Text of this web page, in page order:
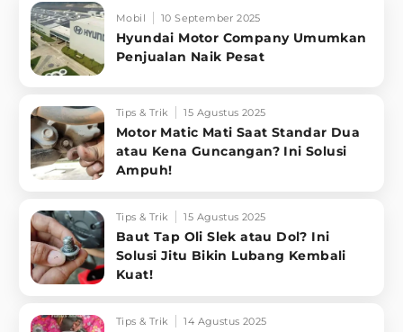
Mobil 10 September 2025
Hyundai Motor Company Umumkan
Penjualan Naik Pesat
Tips & Trik 15 Agustus 2025
Motor Matic Mati Saat Standar Dua
atau Kena Guncangan? Ini Solusi
Ampuh!
Tips & Trik 15 Agustus 2025
Baut Tap Oli Slek atau Dol? Ini
Solusi Jitu Bikin Lubang Kembali
Kuat!
Tips & Trik 14 Agustus 2025